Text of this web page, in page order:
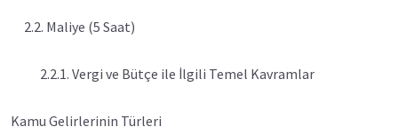
2.2. Maliye (5 Saat)
2.2.1. Vergi ve Bütçe ile İlgili Temel Kavramlar
Kamu Gelirlerinin Türleri